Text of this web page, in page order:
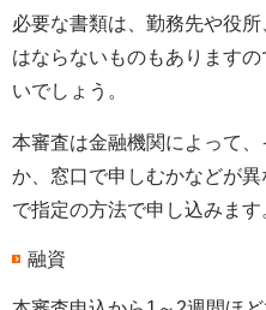
必要な書類は、勤務先や役
はならないものもあります
いでしょう。
本審査は金融機関によって
か、窓口で申しむかなどが
で指定の方法で申し込みます
融資